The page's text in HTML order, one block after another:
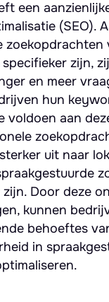
een
(SEO).
zoekopdrachten
zijn,
en meer
hun
voldoen aan
uit naar
Door deze
kunnen
behoeftes
in